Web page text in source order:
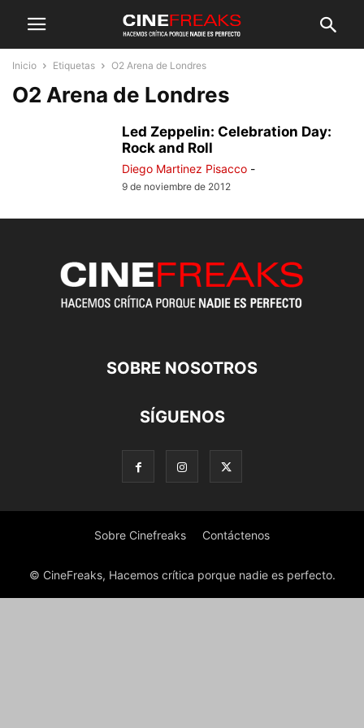
Inicio Etiquetas O2 Arena de Londres
O2 Arena de Londres
Led Zeppelin: Celebration Day:
Rock and Roll
Diego Martinez Pisacco -
9 de noviembre de 2012
SOBRE NOSOTROS
SÍGUENOS
Sobre Cinefreaks Contáctenos
© CineFreaks, Hacemos crítica porque nadie es perfecto.